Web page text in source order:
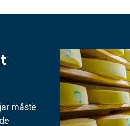
måste